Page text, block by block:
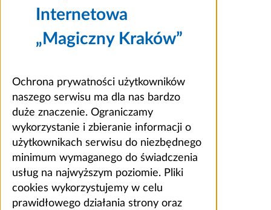
Internetowa
„Magiczny Kraków”
Ochrona prywatności użytkowników
naszego serwisu ma dla nas bardzo
duże znaczenie. Ograniczamy
wykorzystanie i zbieranie informacji o
użytkownikach serwisu do niezbędnego
minimum wymaganego do świadczenia
usług na najwyższym poziomie. Pliki
cookies wykorzystujemy w celu
prawidłowego działania strony oraz